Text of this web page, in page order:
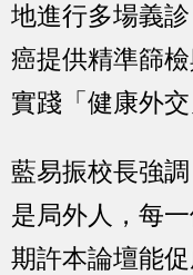
地進行多場義
癌提供精準篩
實踐「健康外交
藍易振校長強
是局外人，每
期許本論壇能